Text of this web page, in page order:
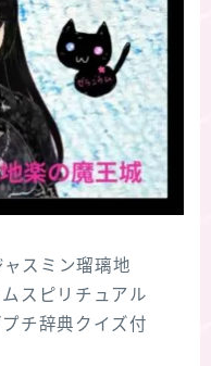
スミン瑠璃地
スピリチュアル
チ辞典クイズ付